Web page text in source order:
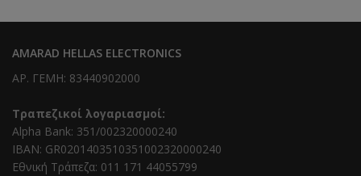
AMARAD HELLAS ELECTRONICS
ΑΡ. ΓΕΜΗ: 83440902000
Τραπεζικοί λογαριασμοί:
Alpha Bank: 351/002320000240
IBAN: GR0201403510351002320000240
Εθνική Τράπεζα: 011 171 44055799